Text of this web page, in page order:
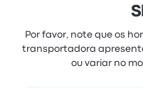
Por favor, note que os
transportadora
ou variar no